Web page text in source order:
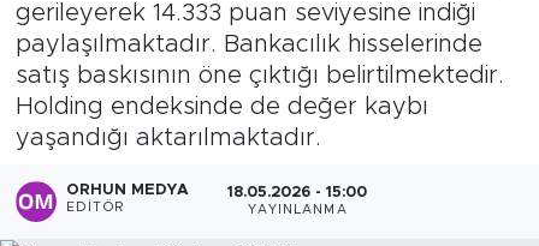
gerileyerek 14.333 puan seviyesine indiği
paylaşılmaktadır. Bankacılık hisselerinde
satış baskısının öne çıktığı belirtilmektedir.
Holding endeksinde de değer kaybı
yaşandığı aktarılmaktadır.
ORHUN MEDYA
EDITÖR
18.05.2026 - 15:00
YAYINLANMA
Sağlık
Sağlık Turizmi
Sanat
Spor
Son Dakika Haberleri
Haber Arşivi